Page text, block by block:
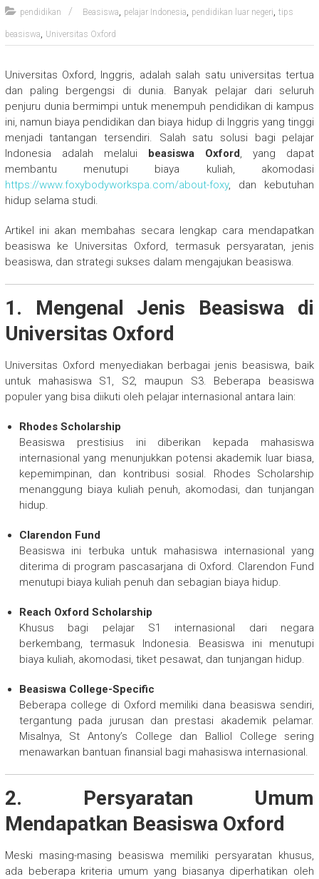
pendidikan Beasiswa, pelajar Indonesia, pendidikan luar negeri, tips
beasiswa, Universitas Oxford
Universitas Oxford, Inggris, adalah salah satu universitas tertua
dan paling bergengsi di dunia. Banyak pelajar dari seluruh
penjuru dunia bermimpi untuk menempuh pendidikan di kampus
ini, namun biaya pendidikan dan biaya hidup di Inggris yang tinggi
menjadi tantangan tersendiri. Salah satu solusi bagi pelajar
Indonesia adalah melalui beasiswa Oxford, yang dapat
membantu menutupi biaya kuliah, akomodasi
https://www.foxybodyworkspa.com/about-foxy, dan kebutuhan
hidup selama studi.
Artikel ini akan membahas secara lengkap cara mendapatkan
beasiswa ke Universitas Oxford, termasuk persyaratan, jenis
beasiswa, dan strategi sukses dalam mengajukan beasiswa.
1. Mengenal Jenis Beasiswa di
Universitas Oxford
Universitas Oxford menyediakan berbagai jenis beasiswa, baik
untuk mahasiswa S1, S2, maupun S3. Beberapa beasiswa
populer yang bisa diikuti oleh pelajar internasional antara lain:
Rhodes Scholarship
Beasiswa prestisius ini diberikan kepada mahasiswa
internasional yang menunjukkan potensi akademik luar biasa,
kepemimpinan, dan kontribusi sosial. Rhodes Scholarship
menanggung biaya kuliah penuh, akomodasi, dan tunjangan
hidup.
Clarendon Fund
Beasiswa ini terbuka untuk mahasiswa internasional yang
diterima di program pascasarjana di Oxford. Clarendon Fund
menutupi biaya kuliah penuh dan sebagian biaya hidup.
Reach Oxford Scholarship
Khusus bagi pelajar S1 internasional dari negara
berkembang, termasuk Indonesia. Beasiswa ini menutupi
biaya kuliah, akomodasi, tiket pesawat, dan tunjangan hidup.
Beasiswa College-Specific
Beberapa college di Oxford memiliki dana beasiswa sendiri,
tergantung pada jurusan dan prestasi akademik pelamar.
Misalnya, St Antony’s College dan Balliol College sering
menawarkan bantuan finansial bagi mahasiswa internasional.
2. Persyaratan Umum
Mendapatkan Beasiswa Oxford
Meski masing-masing beasiswa memiliki persyaratan khusus,
ada beberapa kriteria umum yang biasanya diperhatikan oleh